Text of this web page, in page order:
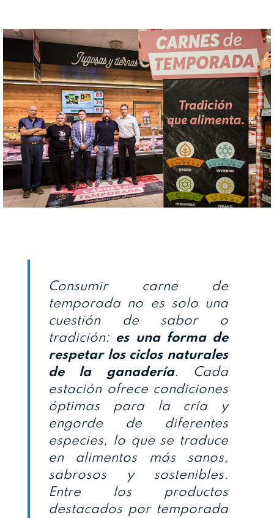
Consumir carne de
temporada no es solo una
cuestión de sabor o
tradición: es una forma de
respetar los ciclos naturales
de la ganadería. Cada
estación ofrece condiciones
óptimas para la cría y
engorde de diferentes
especies, lo que se traduce
en alimentos más sanos,
sabrosos y sostenibles.
Entre los productos
destacados por temporada